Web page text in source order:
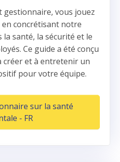
gestionnaire, vous jouez
concrétisant notre
santé, la sécurité et le
Ce guide a été conçu
créer et à entretenir un
pour votre équipe.
sur la santé
- FR